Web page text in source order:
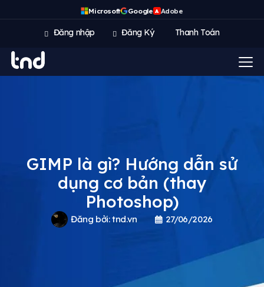
Microsoft Google A Adobe
Đăng nhập Đăng Ký Thanh Toán
GIMP là gì? Hướng dẫn sử
dụng cơ bản (thay
Photoshop)
Đăng bởi:tnd.vn 27/06/2026